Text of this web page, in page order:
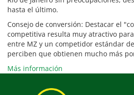
hasta el último.
Consejo de conversión: Destacar el
competitiva resulta muy atractivo
entre MZ y un competidor estándar
perciben que obtienen mucho más
Más información